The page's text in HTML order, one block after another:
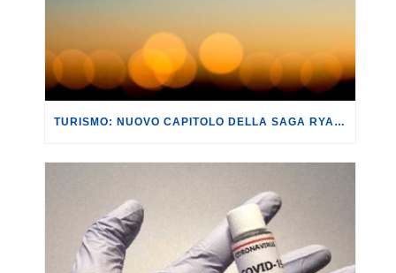
TURISMO: NUOVO CAPITOLO DELLA SAGA RYANAIR, CHE STAVOLTA DECIDE DI FAR CASSA SUI PASSEGGERI MENO DIGITALIZZATI O PIÙ VULNERABILI.